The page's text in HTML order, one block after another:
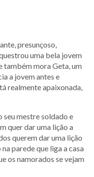
presunçoso,
uma bela jovem
também mora Geta, um
a jovem antes e
realmente apaixonada,
seu mestre soldado e
quer dar uma lição a
querem dar uma lição
parede que liga a casa
os namorados se vejam